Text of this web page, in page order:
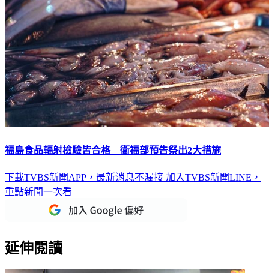
福島食品輻射檢驗皆合格 衛福部預告祭出2大措施
下載TVBS新聞APP，最新消息不漏接 加入TVBS新聞LINE，
重點新聞一次看
延伸閱讀